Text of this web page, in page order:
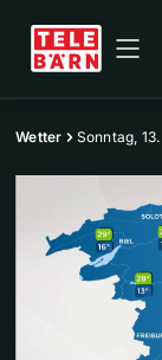
Wetter Sonntag,